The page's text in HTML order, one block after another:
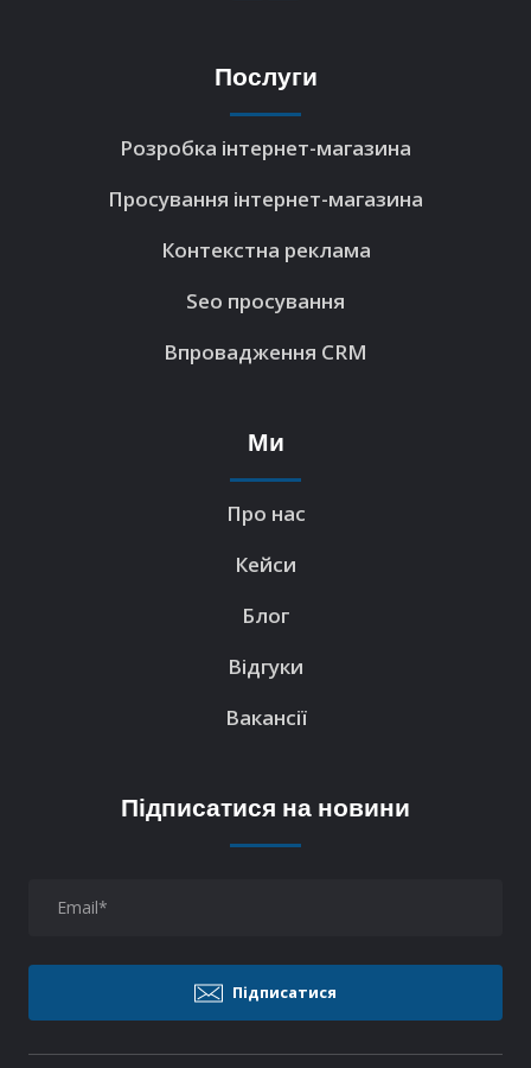
Послуги
Розробка інтернет-магазина
Просування інтернет-магазина
Контекстна реклама
Seo просування
Впровадження CRM
Ми
Про нас
Кейси
Блог
Відгуки
Вакансії
Підписатися на новини
Підписатися